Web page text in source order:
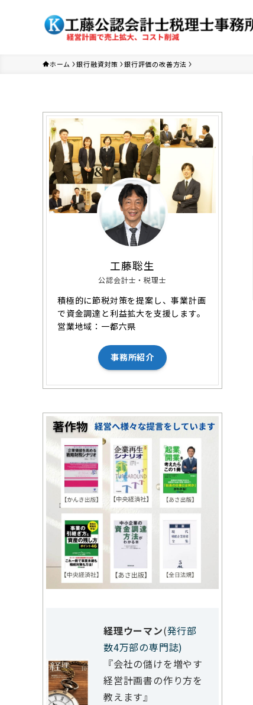
ホーム 銀行融資対策 銀行評価の改善方法
工藤聡生
公認会計士・税理士
積極的に節税対策を提案し、事業計画
で資金調達と利益拡大を支援します。
営業地域：一都六県
事務所紹介
経理ウーマン(発行部
数4万部の専門誌)
『会社の儲けを増やす
経営計画書の作り方を
教えます』